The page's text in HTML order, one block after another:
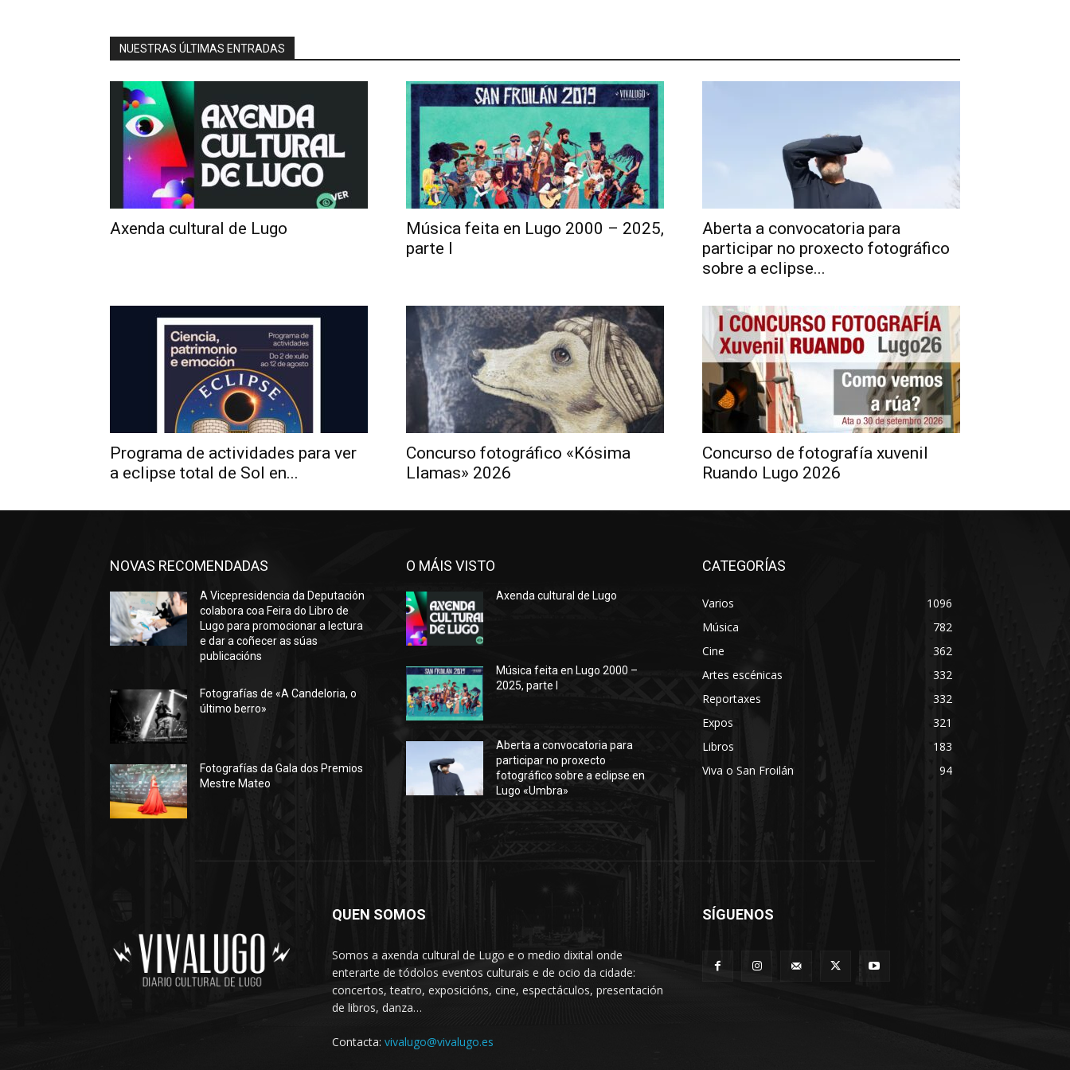
NUESTRAS ÚLTIMAS ENTRADAS
Axenda cultural de Lugo
Música feita en Lugo 2000 – 2025,
parte I
Aberta a convocatoria para
participar no proxecto fotográfico
sobre a eclipse...
Programa de actividades para ver
a eclipse total de Sol en...
Concurso fotográfico «Kósima
Llamas» 2026
Concurso de fotografía xuvenil
Ruando Lugo 2026
NOVAS RECOMENDADAS
A Vicepresidencia da Deputación
colabora coa Feira do Libro de
Lugo para promocionar a lectura
e dar a coñecer as súas
publicacións
Fotografías de «A Candeloria, o
último berro»
Fotografías da Gala dos Premios
Mestre Mateo
O MÁIS VISTO
Axenda cultural de Lugo
Música feita en Lugo 2000 –
2025, parte I
Aberta a convocatoria para
participar no proxecto
fotográfico sobre a eclipse en
Lugo «Umbra»
CATEGORÍAS
Varios
1096
Música
782
Cine
362
Artes escénicas
332
Reportaxes
332
Expos
321
Libros
183
Viva o San Froilán
94
QUEN SOMOS
Somos a axenda cultural de Lugo e o medio dixital onde
enterarte de tódolos eventos culturais e de ocio da cidade:
concertos, teatro, exposicións, cine, espectáculos, presentación
de libros, danza…
Contacta: vivalugo@vivalugo.es
SÍGUENOS